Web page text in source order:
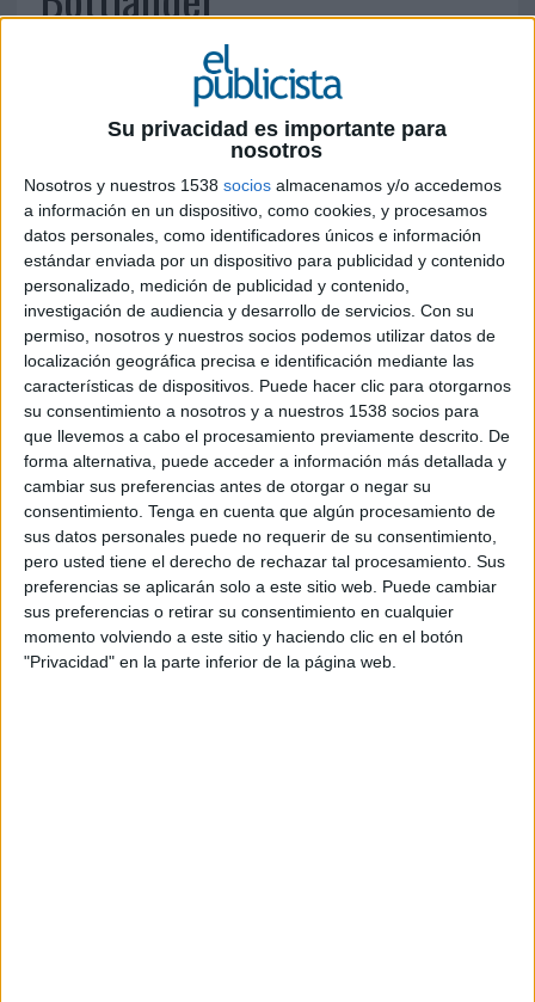
Su privacidad es importante para
nosotros
Nosotros y nuestros 1538 socios almacenamos y/o accedemos
a información en un dispositivo, como cookies, y procesamos
datos personales, como identificadores únicos e información
estándar enviada por un dispositivo para publicidad y contenido
personalizado, medición de publicidad y contenido,
investigación de audiencia y desarrollo de servicios. Con su
permiso, nosotros y nuestros socios podemos utilizar datos de
localización geográfica precisa e identificación mediante las
características de dispositivos. Puede hacer clic para otorgarnos
su consentimiento a nosotros y a nuestros 1538 socios para
que llevemos a cabo el procesamiento previamente descrito. De
forma alternativa, puede acceder a información más detallada y
cambiar sus preferencias antes de otorgar o negar su
consentimiento. Tenga en cuenta que algún procesamiento de
sus datos personales puede no requerir de su consentimiento,
pero usted tiene el derecho de rechazar tal procesamiento. Sus
preferencias se aplicarán solo a este sitio web. Puede cambiar
sus preferencias o retirar su consentimiento en cualquier
momento volviendo a este sitio y haciendo clic en el botón
"Privacidad" en la parte inferior de la página web.
IMPRIMIR
TWEET
SHARE